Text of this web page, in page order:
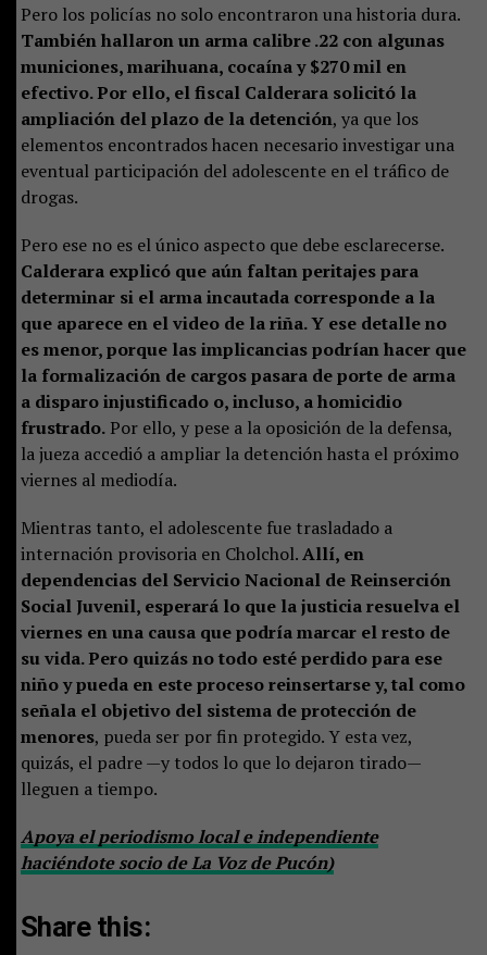
Pero los policías no solo encontraron una historia dura.
También hallaron un arma calibre .22 con algunas
municiones, marihuana, cocaína y $270 mil en
efectivo. Por ello, el fiscal Calderara solicitó la
ampliación del plazo de la detención, ya que los
elementos encontrados hacen necesario investigar una
eventual participación del adolescente en el tráfico de
drogas.
Pero ese no es el único aspecto que debe esclarecerse.
Calderara explicó que aún faltan peritajes para
determinar si el arma incautada corresponde a la
que aparece en el video de la riña. Y ese detalle no
es menor, porque las implicancias podrían hacer que
la formalización de cargos pasara de porte de arma
a disparo injustificado o, incluso, a homicidio
frustrado.Por ello, y pese a la oposición de la defensa,
la jueza accedió a ampliar la detención hasta el próximo
viernes al mediodía.
Mientras tanto, el adolescente fue trasladado a
internación provisoria en Cholchol.Allí, en
dependencias del Servicio Nacional de Reinserción
Social Juvenil, esperará lo que la justicia resuelva el
viernes en una causa que podría marcar el resto de
su vida. Pero quizás no todo esté perdido para ese
niño y pueda en este proceso reinsertarse y, tal como
señala el objetivo del sistema de protección de
menores, pueda ser por fin protegido. Y esta vez,
quizás, el padre —y todos lo que lo dejaron tirado—
lleguen a tiempo.
Apoya el periodismo local e independiente
haciéndote socio de La Voz de Pucón)
Share this: